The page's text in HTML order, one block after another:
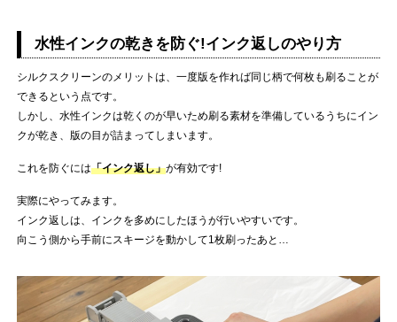
水性インクの乾きを防ぐ!インク返しのやり方
シルクスクリーンのメリットは、一度版を作れば同じ柄で何枚も刷ることが
できるという点です。
しかし、水性インクは乾くのが早いため刷る素材を準備しているうちにイン
クが乾き、版の目が詰まってしまいます。
これを防ぐには「インク返し」が有効です!
実際にやってみます。
インク返しは、インクを多めにしたほうが行いやすいです。
向こう側から手前にスキージを動かして1枚刷ったあと…